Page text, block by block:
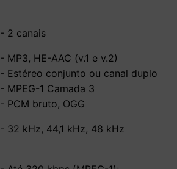
- 2 canais
- MP3, HE-AAC (v.1 e v.2)
- Estéreo conjunto ou canal duplo
- MPEG-1 Camada 3
- PCM bruto, OGG
- 32 kHz, 44,1 kHz, 48 kHz